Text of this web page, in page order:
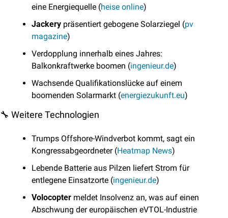
eine Energiequelle (heise online)
Jackery präsentiert gebogene Solarziegel (pv
magazine)
Verdopplung innerhalb eines Jahres:
Balkonkraftwerke boomen (ingenieur.de)
Wachsende Qualifikationslücke auf einem
boomenden Solarmarkt (energiezukunft.eu)
🔧 Weitere Technologien
Trumps Offshore-Windverbot kommt, sagt ein
Kongressabgeordneter (Heatmap News)
Lebende Batterie aus Pilzen liefert Strom für
entlegene Einsatzorte (ingenieur.de)
Volocopter meldet Insolvenz an, was auf einen
Abschwung der europäischen eVTOL-Industrie